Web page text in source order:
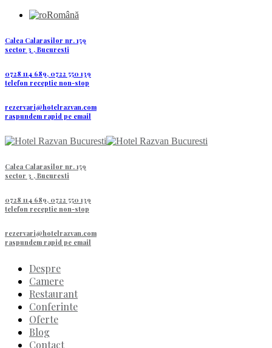
Română
Calea Calarasilor nr. 159
sector 3 , Bucuresti
0728 114 689, 0722 550 139
telefon receptie non-stop
rezervari@hotelrazvan.com
raspundem rapid pe email
Calea Calarasilor nr. 159
sector 3 , Bucuresti
0728 114 689, 0722 550 139
telefon receptie non-stop
rezervari@hotelrazvan.com
raspundem rapid pe email
Despre
Camere
Restaurant
Conferinte
Oferte
Blog
Contact